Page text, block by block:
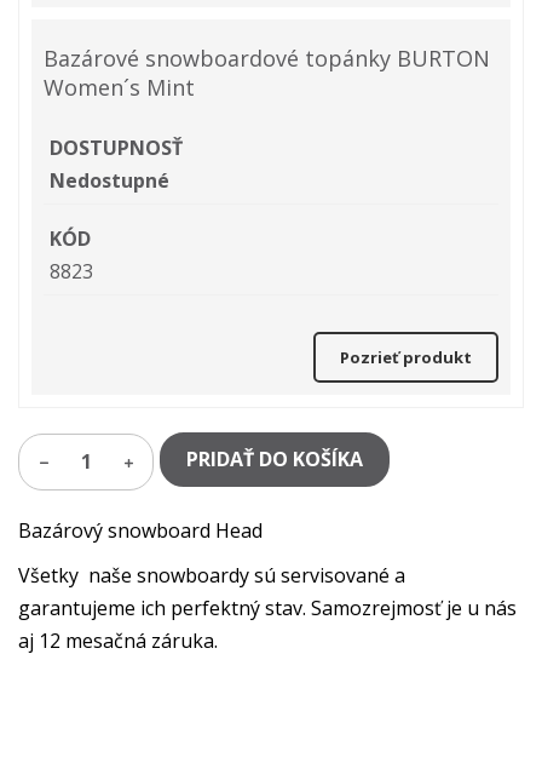
Bazárové snowboardové topánky BURTON
Women´s Mint
DOSTUPNOSŤ
Nedostupné
KÓD
8823
Pozrieť produkt
1 PRIDAŤ DO KOŠÍKA
Bazárový snowboard Head
Všetky naše snowboardy sú servisované a
garantujeme ich perfektný stav. Samozrejmosť je u nás
aj 12 mesačná záruka.